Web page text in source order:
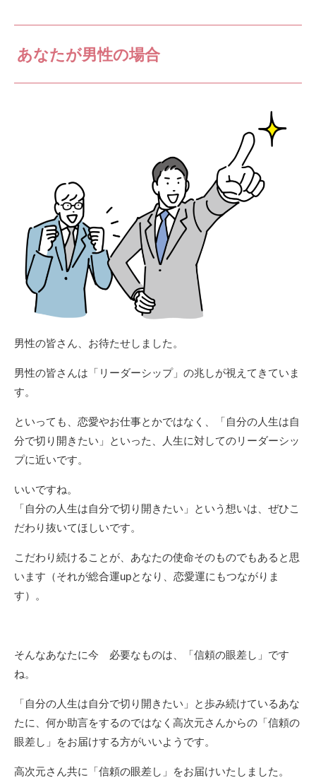
あなたが男性の場合
男性の皆さん、お待たせしました。
男性の皆さんは「リーダーシップ」の兆しが視えてきていま
す。
といっても、恋愛やお仕事とかではなく、「自分の人生は自
分で切り開きたい」といった、人生に対してのリーダーシッ
プに近いです。
いいですね。
「自分の人生は自分で切り開きたい」という想いは、ぜひこ
だわり抜いてほしいです。
こだわり続けることが、あなたの使命そのものでもあると思
います（それが総合運upとなり、恋愛運にもつながりま
す）。
そんなあなたに今 必要なものは、「信頼の眼差し」です
ね。
「自分の人生は自分で切り開きたい」と歩み続けているあな
たに、何か助言をするのではなく高次元さんからの「信頼の
眼差し」をお届けする方がいいようです。
高次元さん共に「信頼の眼差し」をお届けいたしました。